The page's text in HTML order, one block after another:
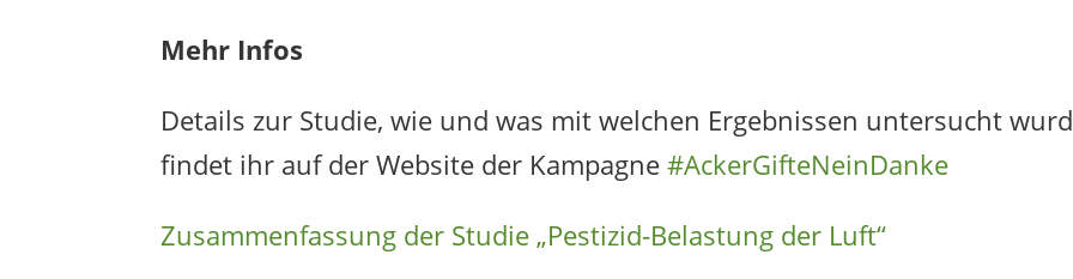
Mehr Infos
Details zur Studie, wie und was mit welchen Ergebnissen untersucht
findet ihr auf der Website der Kampagne#AckerGifteNeinDanke
Zusammenfassung der Studie „Pestizid-Belastung der Luft“